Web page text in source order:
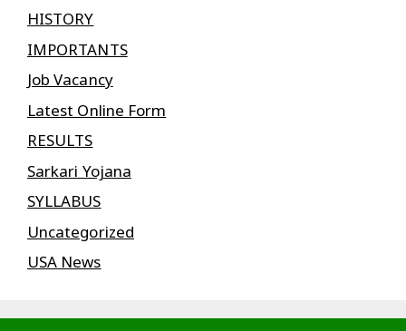
HISTORY
IMPORTANTS
Job Vacancy
Latest Online Form
RESULTS
Sarkari Yojana
SYLLABUS
Uncategorized
USA News